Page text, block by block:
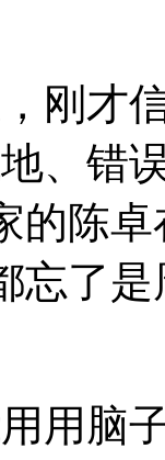
刚才
、错
的陈
忘了
用脑